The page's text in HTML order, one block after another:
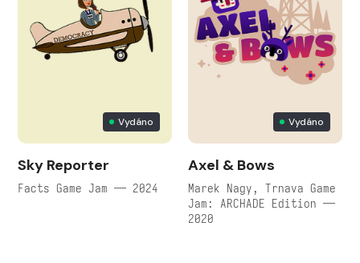
Vydáno
Sky Reporter
Facts Game Jam — 2024
Vydáno
Axel & Bows
Marek Nagy, Trnava Game
Jam: ARCHADE Edition —
2020